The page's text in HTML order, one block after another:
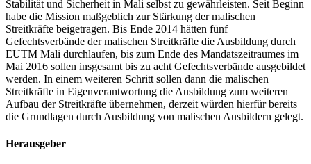
Stabilität und Sicherheit in Mali selbst zu gewährleisten. Seit Beginn
habe die Mission maßgeblich zur Stärkung der malischen
Streitkräfte beigetragen. Bis Ende 2014 hätten fünf
Gefechtsverbände der malischen Streitkräfte die Ausbildung durch
EUTM Mali durchlaufen, bis zum Ende des Mandatszeitraumes im
Mai 2016 sollen insgesamt bis zu acht Gefechtsverbände ausgebildet
werden. In einem weiteren Schritt sollen dann die malischen
Streitkräfte in Eigenverantwortung die Ausbildung zum weiteren
Aufbau der Streitkräfte übernehmen, derzeit würden hierfür bereits
die Grundlagen durch Ausbildung von malischen Ausbildern gelegt.
Herausgeber